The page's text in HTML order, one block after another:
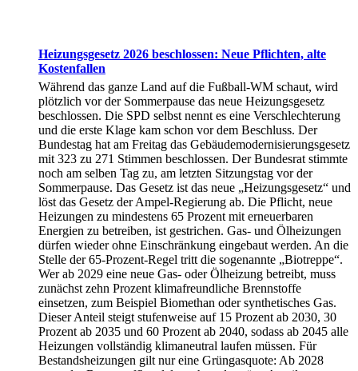
Heizungsgesetz 2026 beschlossen: Neue Pflichten, alte
Kostenfallen
Während das ganze Land auf die Fußball-WM schaut, wird
plötzlich vor der Sommerpause das neue Heizungsgesetz
beschlossen. Die SPD selbst nennt es eine Verschlechterung
und die erste Klage kam schon vor dem Beschluss. Der
Bundestag hat am Freitag das Gebäudemodernisierungsgesetz
mit 323 zu 271 Stimmen beschlossen. Der Bundesrat stimmte
noch am selben Tag zu, am letzten Sitzungstag vor der
Sommerpause. Das Gesetz ist das neue „Heizungsgesetz“ und
löst das Gesetz der Ampel-Regierung ab. Die Pflicht, neue
Heizungen zu mindestens 65 Prozent mit erneuerbaren
Energien zu betreiben, ist gestrichen. Gas- und Ölheizungen
dürfen wieder ohne Einschränkung eingebaut werden. An die
Stelle der 65-Prozent-Regel tritt die sogenannte „Biotreppe“.
Wer ab 2029 eine neue Gas- oder Ölheizung betreibt, muss
zunächst zehn Prozent klimafreundliche Brennstoffe
einsetzen, zum Beispiel Biomethan oder synthetisches Gas.
Dieser Anteil steigt stufenweise auf 15 Prozent ab 2030, 30
Prozent ab 2035 und 60 Prozent ab 2040, sodass ab 2045 alle
Heizungen vollständig klimaneutral laufen müssen. Für
Bestandsheizungen gilt nur eine Grüngasquote: Ab 2028